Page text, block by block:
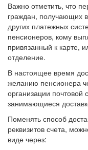
Важно отметить, что
граждан, получающих
других платежных
пенсионеров, кому
привязанный к карте,
отделение.
В настоящее время
желанию пенсионера
организации почтовой
занимающиеся
Поменять способ
реквизитов счета,
виде через: